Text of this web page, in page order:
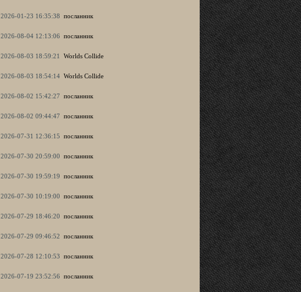
2026-01-23 16:35:38 посланник
2026-08-04 12:13:06 посланник
2026-08-03 18:59:21 Worlds Collide
2026-08-03 18:54:14 Worlds Collide
2026-08-02 15:42:27 посланник
2026-08-02 09:44:47 посланник
2026-07-31 12:36:15 посланник
2026-07-30 20:59:00 посланник
2026-07-30 19:59:19 посланник
2026-07-30 10:19:00 посланник
2026-07-29 18:46:20 посланник
2026-07-29 09:46:52 посланник
2026-07-28 12:10:53 посланник
2026-07-19 23:52:56 посланник